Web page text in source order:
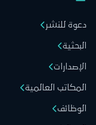
دعوة للنشر
البحثية
الإصدارات
المكاتب العالمية
الوظائف